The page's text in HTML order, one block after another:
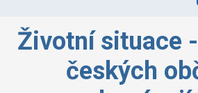
Životní situace
českých